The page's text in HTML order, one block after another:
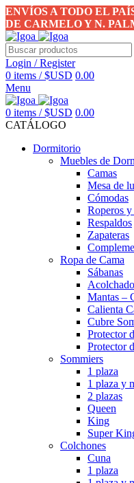
ENVÍOS A TODO EL
DE CARMELO Y N.
Login / Register
0 items / $USD 0.00
Menu
0 items / $USD 0.00
CATÁLOGO
Dormitorio
Muebles de
Camas
Mesa de
Cómodas
Roperos y
Respaldos
Zapateras
Ropa de Cama
Sábanas
Mantas –
Calienta
Cubre
Protector
Protector
Sommiers
1 plaza
1 plaza y
2 plazas
Queen
King
Super
Colchones
Cuna
1 plaza